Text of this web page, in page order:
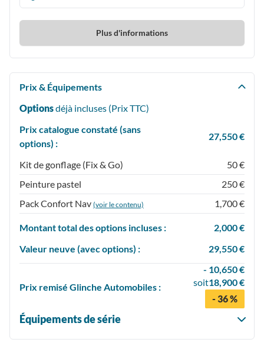
Plus d'informations
Prix & Équipements
Optionsdéjà incluses (PrixTTC)
Prix catalogue constaté (sans
options) :
27,550 €
Kit de gonflage (Fix & Go)
50 €
Peinture pastel
250 €
Pack Confort Nav (voir le contenu) 1,700 €
Montant total des options incluses :
2,000 €
Valeur neuve (avec options) :
29,550 €
Prix remisé Glinche Automobiles :
- 10,650 €
soit18,900 €
- 36 %
Équipements de série